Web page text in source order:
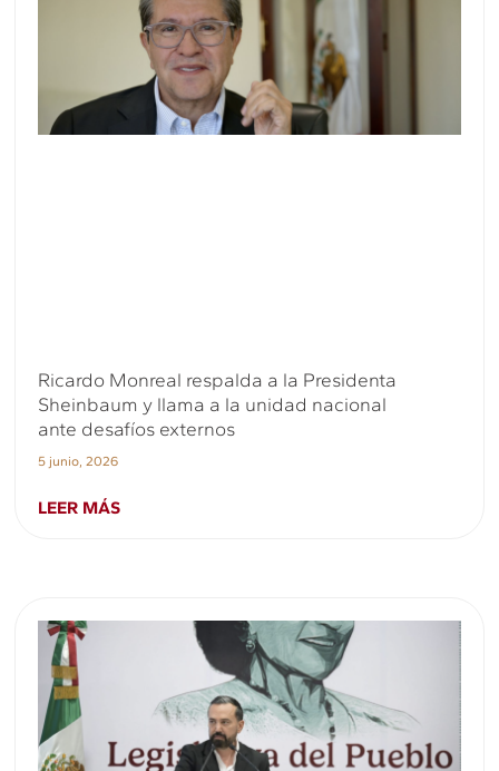
Ricardo Monreal respalda a la Presidenta
Sheinbaum y llama a la unidad nacional
ante desafíos externos
5 junio, 2026
LEER MÁS